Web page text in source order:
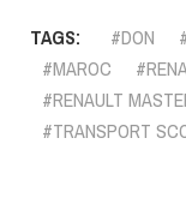
TAGS: DON
MAROC
RENAULT
TRANSPORT